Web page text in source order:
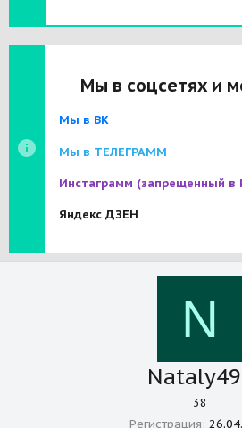
Мы в соцсетях и
Мы в ВК
Мы в ТЕЛЕГРАММ
Инстаграмм (запрещенный в
Яндекс ДЗЕН
N
38
Регистрация